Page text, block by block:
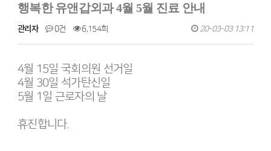
행복한 유앤갑외과 4월 5월 진료 안내
관리자 0건 6,154회 20-03-03 13:11
4월 15일 국회의원 선거일
4월 30일 석가탄신일
5월 1일 근로자의 날
휴진합니다.